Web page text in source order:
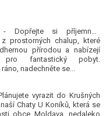
Dopřejte si příjemnou
prostorných chalup, které
přírodou a nabízejí
pro fantastický pobyt.
nadechněte se...
vyrazit do Krušných
Chaty U Koníků, která se
obce Moldava, nedaleko